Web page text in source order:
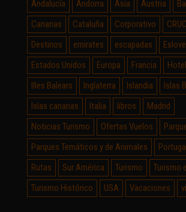
Andalucía
Andorra Asia Austria
Canarias
Cataluña Corporativo
Destinos
emirates escapadas
Estados Unidos
Europa Francia
Illes Balears
Inglaterra Islandia
Islas
Islas canarias
Italia libros
Madrid
Noticias Turismo
Ofertas Vuelos
Parques Temáticos y de Animales
Rutas
Sur América Turismo
Turismo
Turismo Histórico
USA Vacaciones